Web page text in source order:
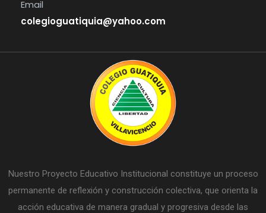
Email
colegioguatiquia@yahoo.com
Nuestro Proyecto Educativo Institucional constituye un proceso
permanente de reflexión y construcción colectiva, que orienta la
acción educativa de manera gradual y progresiva desde las